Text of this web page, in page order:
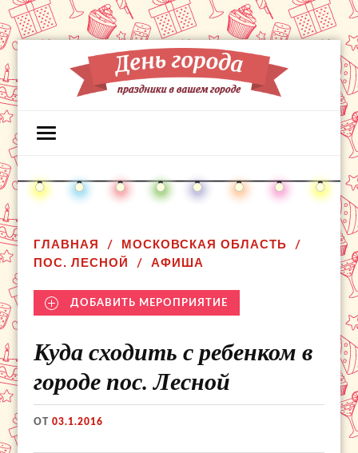
ГЛАВНАЯ
МОСКОВСКАЯ ОБЛАСТЬ
ПОС. ЛЕСНОЙ
АФИША
ДОБАВИТЬ МЕРОПРИЯТИЕ
Куда сходить с ребенком в
городе пос. Лесной
ОТ03.1.2016